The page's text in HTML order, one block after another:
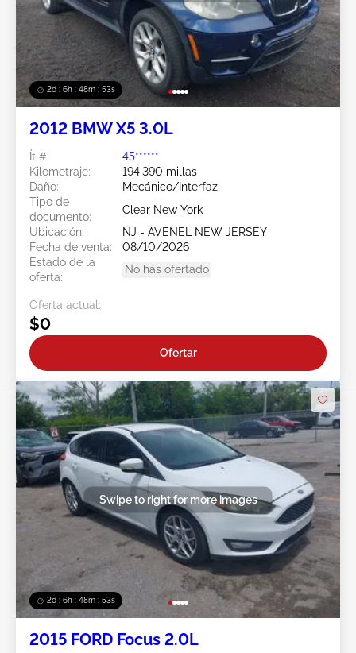
2d : 6h : 48m : 51s
2012 BMW X5 3.0L
Ít #:
45******
Kilometraje:
194,390 millas
Daño:
Mecánico/Interfaz
Tipo de
documento:
Clear New York
Ubicación:
NJ - AVENEL NEW JERSEY
Fecha de venta:
08/10/2026
Estado de la
oferta:
No has ofertado
Oferta actual:
$0
Ofertar
2d : 6h : 48m : 51s
Swipe to right for more images
2015 FORD Focus 2.0L